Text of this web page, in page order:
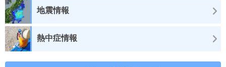
地震情報
熱中症情報